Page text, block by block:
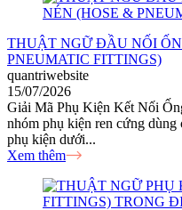
THUẬT NGỮ ĐẦU NỐI
PNEUMATIC FITTINGS)
quantriwebsite
15/07/2026
Giải Mã Phụ Kiện Kết Nối
nhóm phụ kiện ren cứng
phụ kiện dưới...
Xem thêm